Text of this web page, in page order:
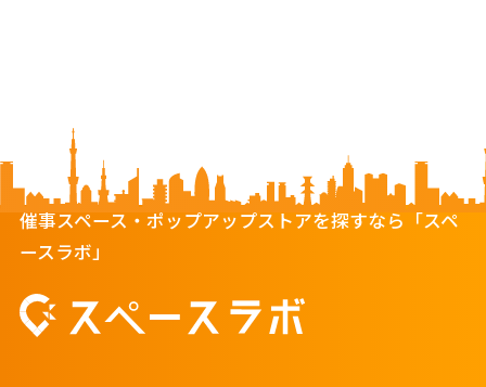
催事スペース・ポップアップストアを探すなら「スペ
ースラボ」